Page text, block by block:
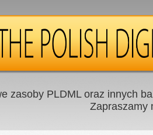
zasoby PLDML oraz innych
Zapraszamy